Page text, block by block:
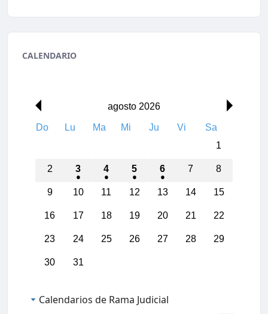
CALENDARIO
agosto 2026
Do Lu Ma Mi Ju Vi
Sa
1
2 3 4 5 6 7 8
9 10 11 12 13 14 15
16 17 18 19 20 21 22
23 24 25 26 27 28 29
30 31
Calendarios de Rama Judicial